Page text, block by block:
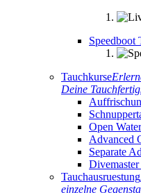
Speedboot
Tauchkurse
Deine
Open
Advanced
Separate
Tauchausruestung
einzelne